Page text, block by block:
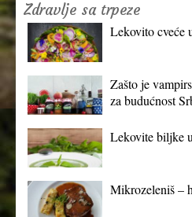
Zdravlje sa trpeze
Lekovito cveće
Zašto je
za budućnost
Lekovite biljke
Mikrozeleniš –